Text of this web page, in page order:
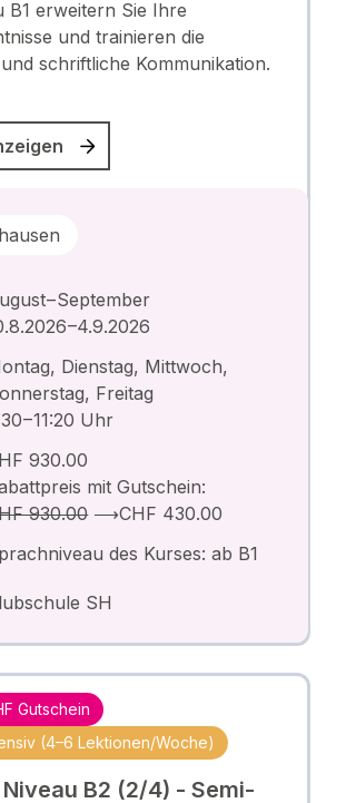
B1 erweitern Sie Ihre
und trainieren die
schriftliche Kommunikation.
– September
–4.9.2026
Dienstag, Mittwoch,
Freitag
– 11:20 Uhr
930.00
mit Gutschein:
930.00⟶CHF 430.00
des Kurses: ab B1
SH
Gutschein
(4–6 Lektionen/Woche)
B2 (2/4) - Semi-